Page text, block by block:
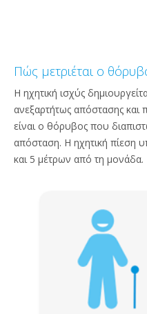
Πώς μετριέται ο
Η ηχητική ισχύς
ανεξαρτήτως απόστασης και
είναι ο θόρυβος που
απόσταση. Η ηχητική πίεση
και 5 μέτρων από τη μονάδα.